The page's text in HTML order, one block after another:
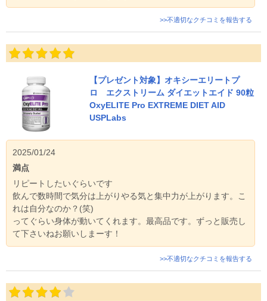
>>不適切なクチコミを報告する
【プレゼント対象】オキシーエリートプ
ロ エクストリーム ダイエットエイド 90粒
OxyELITE Pro EXTREME DIET AID
USPLabs
2025/01/24
満点
リピートしたいぐらいです
飲んで数時間で気分は上がりやる気と集中力が上がります。こ
れは自分なのか？(笑)
ってぐらい身体が動いてくれます。最高品です。ずっと販売し
て下さいねお願いしまーす！
>>不適切なクチコミを報告する